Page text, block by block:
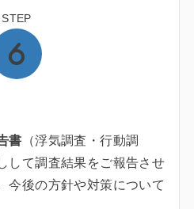
STEP
書 （浮気調査・行動調
して調査結果をご報告させ
今後の方針や対策について